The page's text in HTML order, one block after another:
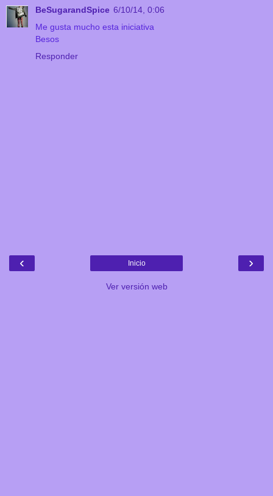
BeSugarandSpice 6/10/14, 0:06
Me gusta mucho esta iniciativa
Besos
Responder
‹ ›
Inicio
Ver versión web